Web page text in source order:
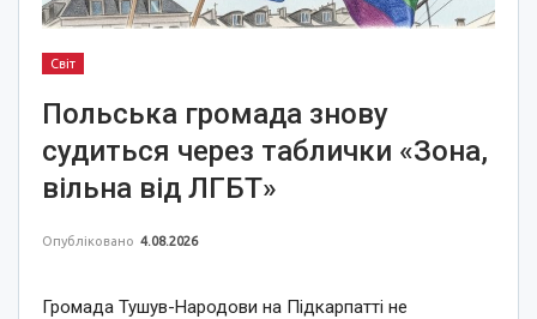
Світ
Польська громада знову
судиться через таблички «Зона,
вільна від ЛГБТ»
Опубліковано 4.08.2026
Громада Тушув-Народови на Підкарпатті не